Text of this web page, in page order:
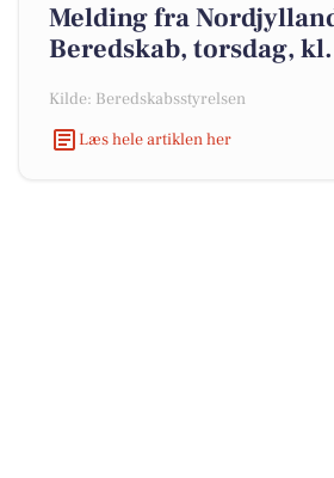
Melding fra
Beredskab, torsdag,
Kilde: Beredskabsstyrelsen
Læs hele artiklen her